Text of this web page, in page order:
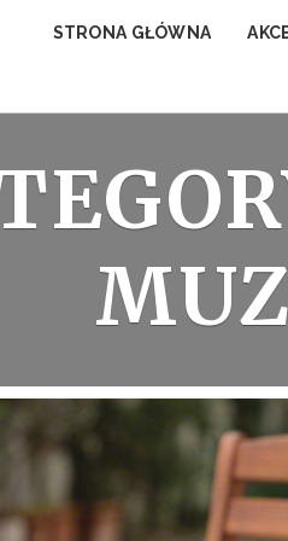
STRONA GŁÓWNA
JAKI
JAKI